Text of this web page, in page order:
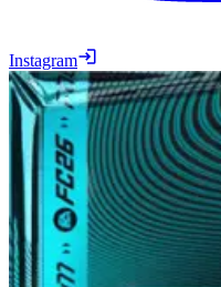
Instagram